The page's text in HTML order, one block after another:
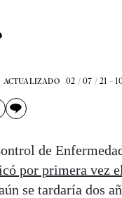
ACTUALIZADO 02 / 07 / 21 -
de
por primera vez
se tardaría dos